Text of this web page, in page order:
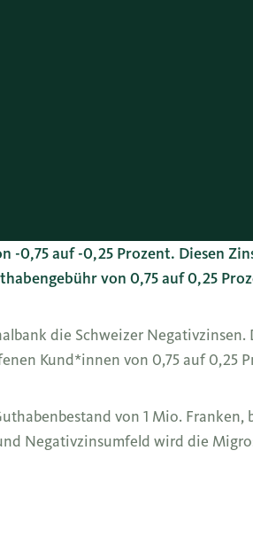
-0,75 auf -0,25 Prozent. Diesen
von 0,75 auf 0,25
die Schweizer Negativzinsen.
Kund*innen von 0,75 auf 0,25
von 1 Mio.
Negativzinsumfeld wird die